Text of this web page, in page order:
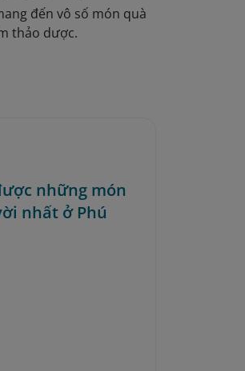
đến vô số món quà
thảo dược.
những món
nhất ở Phú